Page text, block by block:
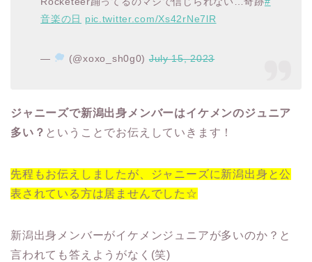
音楽の日 pic.twitter.com/Xs42rNe7lR
— (@xoxo_sh0g0)July 15, 2023
ジャニーズで新潟出身メンバーはイケメンのジュニア
多い？ ということでお伝えしていきます！
先程もお伝えしましたが、ジャニーズに新潟出身と公
表されている方は居ませんでした☆
新潟出身メンバーがイケメンジュニアが多いのか？と
言われても答えようがなく(笑)